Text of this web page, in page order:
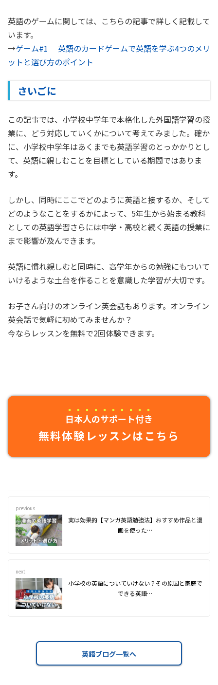
英語のゲームに関しては、こちらの記事で詳しく記載して
います。
→ゲーム#1 英語のカードゲームで英語を学ぶ4つのメリ
ットと選び方のポイント
さいごに
この記事では、小学校中学年で本格化した外国語学習の授
業に、どう対応していくかについて考えてみました。確か
に、小学校中学年はあくまでも英語学習のとっかかりとし
て、英語に親しむことを目標としている期間ではありま
す。
しかし、同時にここでどのように英語と接するか、そして
どのようなことをするかによって、5年生から始まる教科
としての英語学習さらには中学・高校と続く英語の授業に
まで影響が及んできます。
英語に慣れ親しむと同時に、高学年からの勉強にもついて
いけるような土台を作ることを意識した学習が大切です。
お子さん向けのオンライン英会話もあります。オンライン
英会話で気軽に初めてみませんか？
今ならレッスンを無料で2回体験できます。
日本人のサポート付き
無料体験レッスンはこちら
previous
実は効果的【マンガ英語勉強法】おすすめ作品と漫
画を使った…
next
小学校の英語についていけない？その原因と家庭で
できる英語…
英語ブログ一覧へ